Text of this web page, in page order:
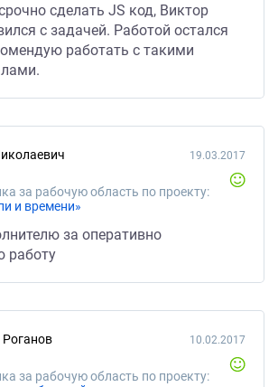
сделать JS код, Виктор
с задачей. Работой остался
работать с такими
за рабочую область по проекту:
и времени»
19.03.2017
за оперативно
работу
Роганов
за рабочую область по проекту:
10.02.2017